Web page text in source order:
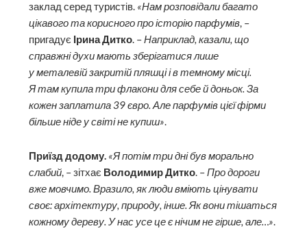
заклад серед туристів. «Нам розповідали багато
цікавого та корисного про історію парфумів, –
пригадує Ірина Дитко. –Наприклад, казали, що
справжні духи мають зберігатися лише
у металевій закритій пляшці і в темному місці.
Я там купила три флакони для себе й доньок. За
кожен заплатила 39 євро. Але парфумів цієї фірми
більше ніде у світі не купиш».
Приїзд додому. «Я потім три дні був морально
слабий, – зітхає Володимир Дитко. –Про дороги
вже мовчимо. Вразило, як люди вміють цінувати
своє: архітектуру, природу, інше. Як вони тішаться
кожному дереву. У нас усе це є нічим не гірше, але…».